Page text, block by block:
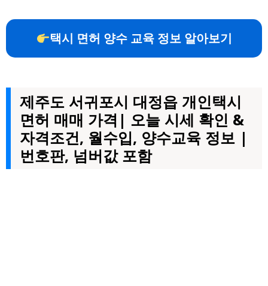
택시 면허 양수 교육 정보 알아보기
제주도 서귀포시 대정읍 개인택시
면허 매매 가격| 오늘 시세 확인 &
자격조건, 월수입, 양수교육 정보 |
번호판, 넘버값 포함